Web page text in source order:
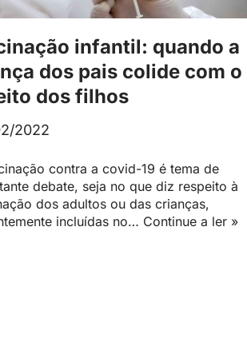
infantil: quando a
dos pais colide com o
dos filhos
2022
contra a covid-19 é tema de
debate, seja no que diz respeito à
dos adultos ou das crianças,
incluídas no… Continue a ler »